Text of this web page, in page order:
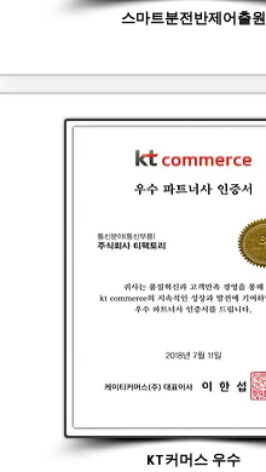
스마트분전반제어출원
KT커머스 우수